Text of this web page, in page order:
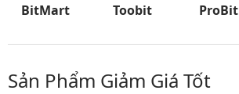
BitMart Toobit ProBit
Sản Phẩm Giảm Giá Tốt